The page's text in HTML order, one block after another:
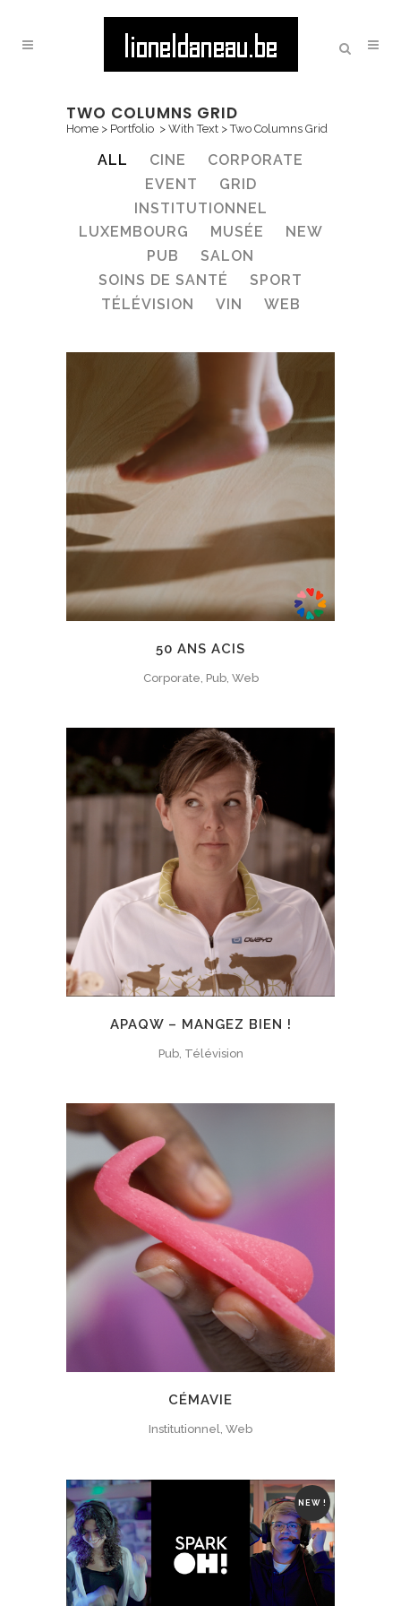
TWO COLUMNS GRID
Home > Portfolio > With Text >Two Columns Grid
ALL CINE
CORPORATE
EVENT
GRID
INSTITUTIONNEL
LUXEMBOURG
MUSÉE
NEW
PUB
SALON
SOINS DE SANTÉ
SPORT
TÉLÉVISION
VIN WEB
50 ANS ACIS
Corporate, Pub, Web
APAQW – MANGEZ BIEN !
Pub, Télévision
CÉMAVIE
Institutionnel, Web
NEW !